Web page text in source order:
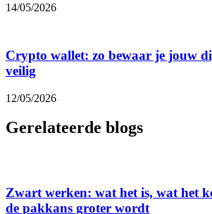
14/05/2026
Crypto wallet: zo bewaar je jouw
veilig
12/05/2026
Gerelateerde blogs
Zwart werken: wat het is, wat het
de pakkans groter wordt